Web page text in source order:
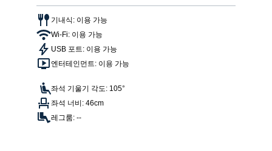
기내식: 이용 가능
Wi-Fi: 이용 가능
USB 포트: 이용 가능
엔터테인먼트: 이용 가능
좌석 기울기 각도: 105°
좌석 너비: 46cm
레그룸: --